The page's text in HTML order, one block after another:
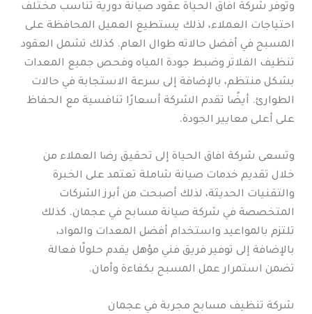
وتوفر شركة افاق الحياة عقود صيانة دورية تناسب مختلف
احتياجات العملاء، لذلك يستطيع العميل المحافظة على
المسبح في أفضل حالاته طوال العام. كذلك تشمل العقود
تنظيف الفلاتر وضبط جودة المياه وفحص جميع المعدات
بشكل منتظم، بالإضافة إلى سرعة الاستجابة في حالات
الطوارئ. أيضًا تقدم الشركة أسعارًا تنافسية مع الحفاظ
على أعلى معايير الجودة.
وتسعى شركة افاق الحياة إلى تحقيق رضا العملاء من
خلال تقديم خدمات صيانة شاملة تعتمد على الخبرة
والتقنيات الحديثة، لذلك أصبحت من أبرز الشركات
المتخصصة في شركة صيانة مسابح في عجمان. كذلك
تلتزم بالمواعيد واستخدام أفضل المعدات والمواد،
بالإضافة إلى توفير فريق فني مؤهل يقدم حلولًا فعالة
تضمن استمرار عمل المسبح بكفاءة وأمان.
شركة تنظيف مسابح مجربة في عجمان